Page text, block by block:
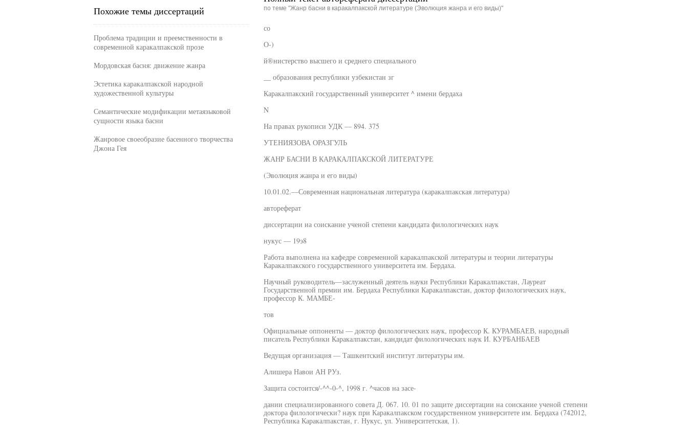
по теме "Жанр басни в каракалпакской литературе (Эволюция жанра и его виды)"
со
О-)
й®нистерство высшего и среднего специального
__ образования республики узбекистан зг
Каракалпакский государственный университет ^ имени бердаха
N
На правах рукописи УДК — 894. 375
УТЕНИЯЗОВА ОРАЗГУЛЬ
ЖАНР БАСНИ В КАРАКАЛПАКСКОЙ ЛИТЕРАТУРЕ
(Эволюция жанра и его виды)
10.01.02.—Современная национальная литература (каракалпакская литература)
автореферат
диссертации иа соискание ученой степени кандидата филологических наук
нукус — 19э8
Работа выполнена на кафедре современной каракалпакской литературы и теории литературы
Каракалпакского государственного университета им. Бердаха.
Научный руководитель—заслуженный деятель науки Республики Каракалпакстан, Лауреат
Государственной премии им. Бердаха Республики Каракалпакстан, доктор филологических наук,
профессор К. МАМБЕ-
тов
Официальные оппоненты — доктор филологических наук, профессор К. КУРАМБАЕВ, народный
писатель Республики Каракалпакстан, кандидат филологических наук И. КУРБАНБАЕВ
Ведущая организация — Ташкентский институт литературы им.
Алишера Навои АН РУз.
Защита состоится/-^^-0-^, 1998 г. ^часов на засе-
дании специализированного совета Д. 067. 10. 01 по защите диссертации на соискание ученой степени
доктора филологически? наук при Каракалпакском государственном университете им. Бердаха (742012,
Республика Каракалпакстан, г. Нукус, ул. Университетская, 1).
Похожие темы диссертаций
Проблема традиции и преемственности в
современной каракалпакской прозе
Мордовская басня: движение жанра
Эстетика каракалпакской народной
художественной культуры
Семантические модификации метаязыковой
сущности языка басни
Жанровое своеобразие басенного творчества
Джона Гея